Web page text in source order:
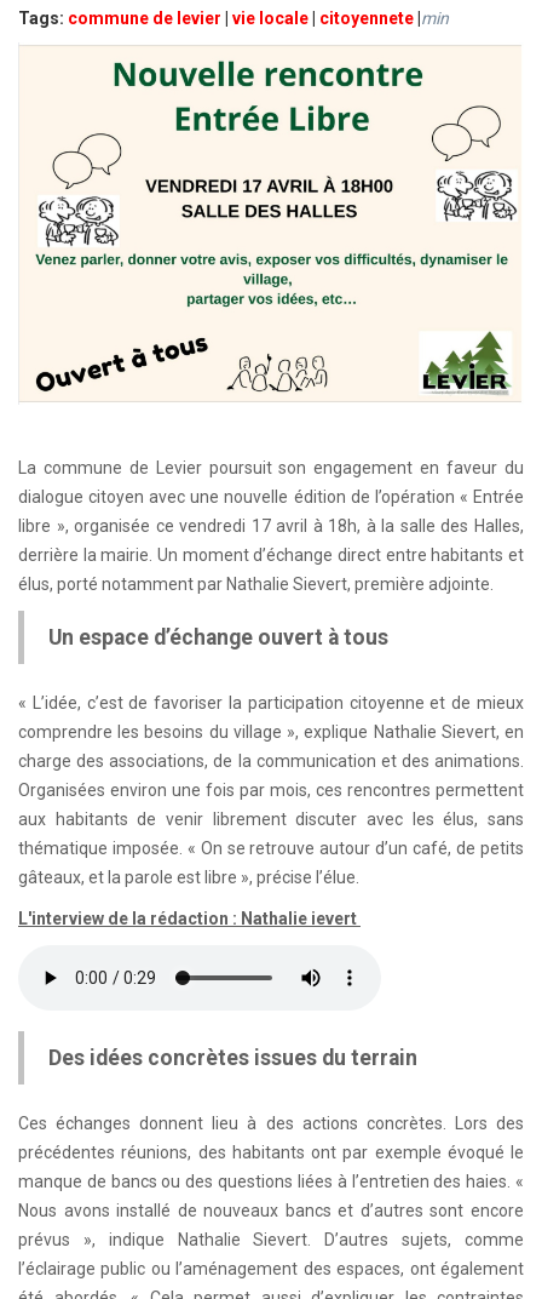
Tags: commune de levier vie locale citoyennete min
La commune de Levier poursuit son engagement en faveur du
dialogue citoyen avec une nouvelle édition de l’opération « Entrée
libre », organisée ce vendredi 17 avril à 18h, à la salle des Halles,
derrière la mairie. Un moment d’échange direct entre habitants et
élus, porté notamment par Nathalie Sievert, première adjointe.
Un espace d’échange ouvert à tous
« L’idée, c’est de favoriser la participation citoyenne et de mieux
comprendre les besoins du village », explique Nathalie Sievert, en
charge des associations, de la communication et des animations.
Organisées environ une fois par mois, ces rencontres permettent
aux habitants de venir librement discuter avec les élus, sans
thématique imposée. « On se retrouve autour d’un café, de petits
gâteaux, et la parole est libre », précise l’élue.
L'interview de la rédaction : Nathalie ievert
Des idées concrètes issues du terrain
Ces échanges donnent lieu à des actions concrètes. Lors des
précédentes réunions, des habitants ont par exemple évoqué le
manque de bancs ou des questions liées à l’entretien des haies. «
Nous avons installé de nouveaux bancs et d’autres sont encore
prévus », indique Nathalie Sievert. D’autres sujets, comme
l’éclairage public ou l’aménagement des espaces, ont également